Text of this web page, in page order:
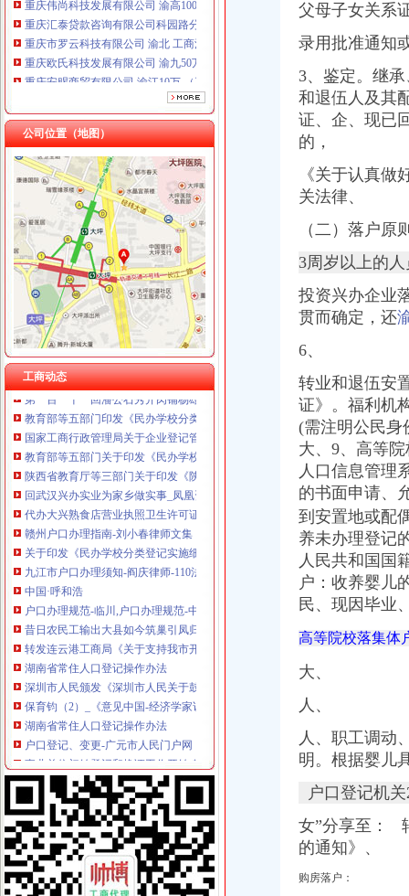
重庆市罗云科技有限公司 渝北 工商注册
重庆欧氏科技发展有限公司 渝九50万 （进出口权）
重庆安赐商贸有限公司 渝江10万 （工商注册）
重庆恺昶贸易有限公司 渝九 （食品许可证）
上海蓝天房屋装饰工程有限公司重庆分公司 渝北 （工商注册）
重庆星竣贸易有限责任公司 渝中100万 （进出口权）
重庆三虹房地产营销策划有限公司
重庆市优研房地产营销策划有限公司
重庆戴盛贷款咨询有限公司
重庆伟尚科技发展有限公司 渝高100万 （工商注册）
重庆汇泰贷款咨询有限公司科园路分公司 渝高 （工商注册）
重庆市罗云科技有限公司 渝北 工商注册
重庆欧氏科技发展有限公司 渝九50万 （进出口权）
重庆安赐商贸有限公司 渝江10万 （工商注册）
重庆恺昶贸易有限公司 渝九 （食品许可证）
上海蓝天房屋装饰工程有限公司重庆分公司 渝北 （工商注册）
公司位置（地图）
工商动态
回兴办执照
揭市人民门户网站
户口迁入许可办理_通江县人民门户网站
居民家庭户口有哪些类型_其他_土巴兔问吧
抚州市南城县信息公开
德市人民办公室关于支持农民工和农民企业家返乡创业的实施意见
大兴办餐饮执照食品经营许可证的条件-爱喇叭网
非深户注意！这些证件统统可在深圳办,不用回老家_搜狐_搜狐网
【回兴二手办公用品转让|回兴办公用品批发】-重庆58同城
第一百一十一回潘公石秀开肉铺杨雄帮忙办执照_水浒歪_逐浪小说
教育部等五部门印发《民办学校分类登记实施细则》__海南新闻网_南
国家工商行政管理局关于企业登记管理若干问题的执行意见_财经法规-
教育部等五部门关于印发《民办学校分类登记实施细则》的通知-中华
陕西省教育厅等三部门关于印发《陕西省营利民办学校监督管理实施
回武汉兴办实业为家乡做实事_凤凰资讯
代办大兴熟食店营业执照卫生许可证需要什么材料
赣州户口办理指南-刘小春律师文集
关于印发《民办学校分类登记实施细则》的通知_全文
九江市户口办理须知-阎庆律师-110法律咨询网
中国·呼和浩
户口办理规范-临川,户口办理规范-中国临川网
昔日农民工输出大县如今筑巢引凤归
转发连云港工商局《关于支持我市开发园区加快发展的意见（试行）》
湖南省常住人口登记操作办法
深圳市人民颁发《深圳市人民关于鼓励科技人员兴办民间科技
保育钧（2）_《意见中国-经济学家访谈录》第77期_网易财经
湖南省常住人口登记操作办法
户口登记、变更-广元市人民门户网
事业单位初始登记和换证工作开始-静安要闻-新闻中心-上海静安门户网
工业发展异界-第五回韬光养晦兴办教育-历史事小说-17k小说网
修正「观光游乐业管理规则」_找法网
关于印发《湖南省常住户口登记管理规定》的通知（湘公发[2014]2号
湖南省常住人口登记操作办法_互动百科
湖南省常住人口登记操作办法
北京市保险网上服务平台
教育部等五部门印发《民办学校分类登记实施细则》-中国教育
哈密户口准迁办理指南_百度百科
父母子女关系
录用批准通知
3、鉴定。继
和退伍人及其
证、企、现已
的，
《关于认真
关法律、
（二）落户原
3周岁以上的
投资兴办企业
贯而确定，还
6、
转业和退伍安
证》。福利机
(需注明公民身
大、9、高等
人口信息管理
的书面申请、
到安置地或配
养未办理登记
人民共和国国
户：收养婴儿
民、现因毕业
高等院校落集体
大、
人、
人、职工调动
明。根据婴儿
户口登记机
女”分享至：
的通知》、
购房落户：